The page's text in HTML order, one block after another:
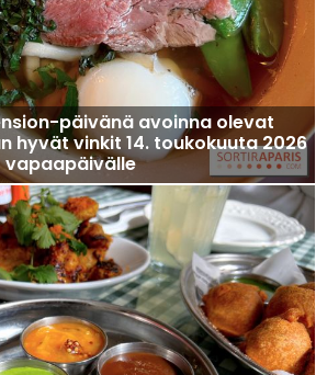
päivänä avoinna olevat
hyvät vinkit 14. toukokuuta 2026
vapaapäivälle